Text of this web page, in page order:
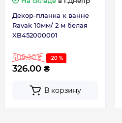
Габариты
Декор-планка к ванне
Ravak 10мм/ 2 м белая
XB452000001
408.00 ₴ -20 %
326.00 ₴
В корзину